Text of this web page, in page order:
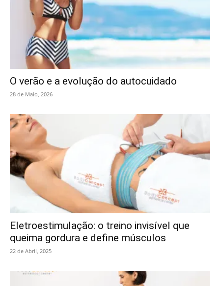
O verão e a evolução do autocuidado
28 de Maio, 2026
Eletroestimulação: o treino invisível que
queima gordura e define músculos
22 de Abril, 2025